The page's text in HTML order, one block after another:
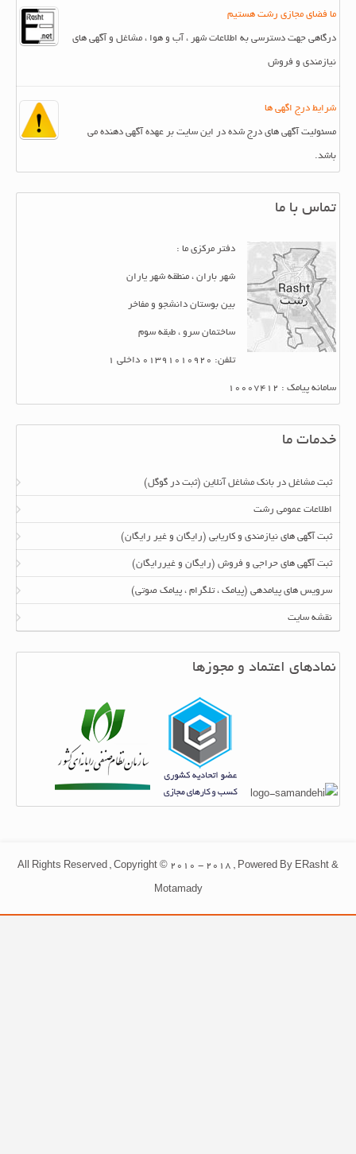
ما فضای مجازی رشت هستیم
درگاهی جهت دسترسی به اطلاعات شهر ، آب و هوا ، مشاغل و آگهی های
نیازمندی و فروش
شرایط درج اگهی ها
مسئولیت آگهی های درج شده در این سایت بر عهده آگهی دهنده می
باشد.
تماس با ما
دفتر مرکزی ما :
شهر باران ، منطقه شهر یاران
بین بوستان دانشجو و مفاخر
ساختمان سرو ، طبقه سوم
تلفن: 01391010920 داخلی 1
سامانه پیامک : 10007412
خدمات ما
ثبت مشاغل در بانک مشاغل آنلاین (ثبت در گوگل)
اطلاعات عمومی رشت
ثبت آگهی های نیازمندی و کاریابی (رایگان و غیر رایگان)
ثبت آگهی های حراجی و فروش (رایگان و غیررایگان)
سرویس های پیامدهی (پیامک ، تلگرام ، پیامک صوتی)
نقشه سایت
نمادهای اعتماد و مجوزها
All Rights Reserved , Copyright © 2010 - 2018 , Powered By ERasht &
Motamady